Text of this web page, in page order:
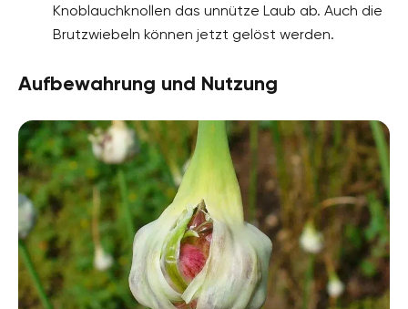
Knoblauchknollen das unnütze Laub ab. Auch die
Brutzwiebeln können jetzt gelöst werden.
Aufbewahrung und Nutzung